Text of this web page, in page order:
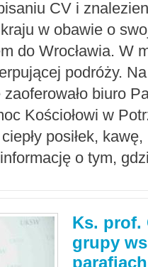
CV i
w obawie o
do Wrocławia. W
podróży.
biuro
Kościołowi w
posiłek,
o tym,
Ks. prof.
grupy
parafiach